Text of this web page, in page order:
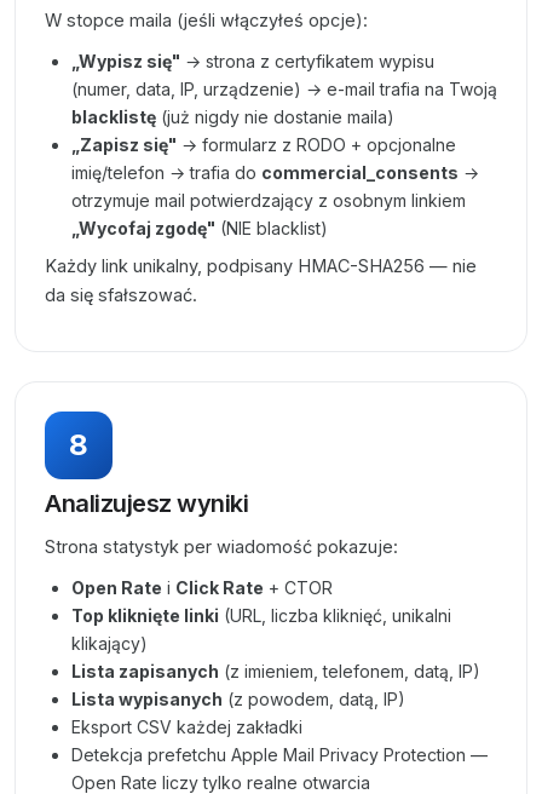
W stopce maila (jeśli włączyłeś opcje):
„Wypisz się" → strona z certyfikatem wypisu
(numer, data, IP, urządzenie) → e-mail trafia na Twoją
blacklistę (już nigdy nie dostanie maila)
„Zapisz się" → formularz z RODO + opcjonalne
imię/telefon → trafia do commercial_consents →
otrzymuje mail potwierdzający z osobnym linkiem
„Wycofaj zgodę" (NIE blacklist)
Każdy link unikalny, podpisany HMAC-SHA256 — nie
da się sfałszować.
8
Analizujesz wyniki
Strona statystyk per wiadomość pokazuje:
Open Rate i Click Rate + CTOR
Top kliknięte linki (URL, liczba kliknięć, unikalni
klikający)
Lista zapisanych (z imieniem, telefonem, datą, IP)
Lista wypisanych (z powodem, datą, IP)
Eksport CSV każdej zakładki
Detekcja prefetchu Apple Mail Privacy Protection —
Open Rate liczy tylko realne otwarcia